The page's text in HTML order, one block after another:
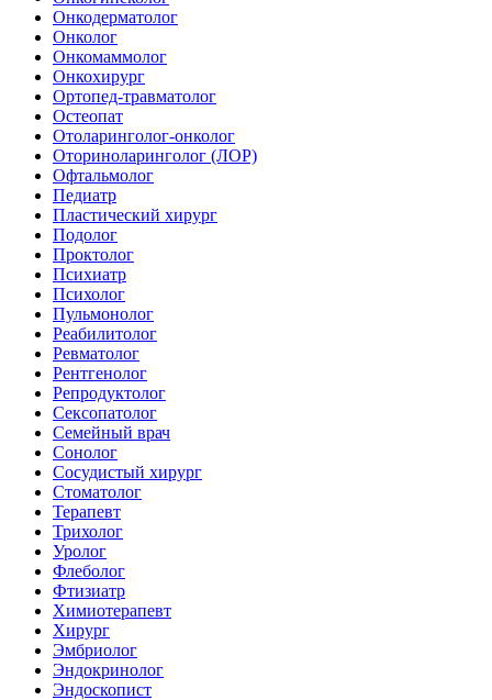
Онкодерматолог
Онколог
Онкомаммолог
Онкохирург
Ортопед-травматолог
Остеопат
Отоларинголог-онколог
Оториноларинголог (ЛОР)
Офтальмолог
Педиатр
Пластический хирург
Подолог
Проктолог
Психиатр
Психолог
Пульмонолог
Реабилитолог
Ревматолог
Рентгенолог
Репродуктолог
Сексопатолог
Семейный врач
Сонолог
Сосудистый хирург
Стоматолог
Терапевт
Трихолог
Уролог
Флеболог
Фтизиатр
Химиотерапевт
Хирург
Эмбриолог
Эндокринолог
Эндоскопист